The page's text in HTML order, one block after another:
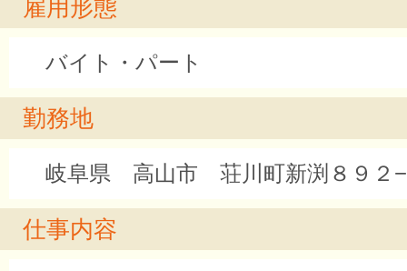
雇用形態
バイト・パート
勤務地
岐阜県 高山市 荘川町新渕８９２
仕事内容